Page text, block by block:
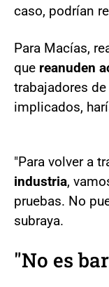
caso, podrían
Para Macías,
que reanuden
trabajadores
implicados,
"Para volver a
industria,
pruebas. No
subraya.
"No es